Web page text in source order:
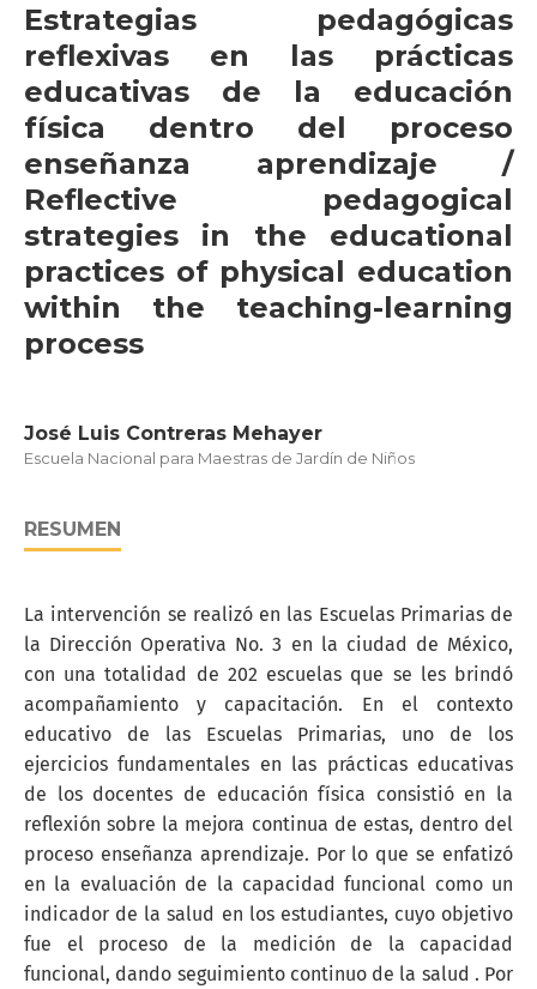
Estrategias pedagógicas
reflexivas en las prácticas
educativas de la educación
física dentro del proceso
enseñanza aprendizaje /
Reflective pedagogical
strategies in the educational
practices of physical education
within the teaching-learning
process
José Luis Contreras Mehayer
Escuela Nacional para Maestras de Jardín de Niños
RESUMEN
La intervención se realizó en las Escuelas Primarias de
la Dirección Operativa No. 3 en la ciudad de México,
con una totalidad de 202 escuelas que se les brindó
acompañamiento y capacitación. En el contexto
educativo de las Escuelas Primarias, uno de los
ejercicios fundamentales en las prácticas educativas
de los docentes de educación física consistió en la
reflexión sobre la mejora continua de estas, dentro del
proceso enseñanza aprendizaje. Por lo que se enfatizó
en la evaluación de la capacidad funcional como un
indicador de la salud en los estudiantes, cuyo objetivo
fue el proceso de la medición de la capacidad
funcional, dando seguimiento continuo de la salud . Por